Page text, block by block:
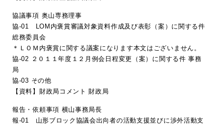
協議事項 奥山専務理事
協-01 LOM内褒賞審議対象資料作成及び表彰（案）に関する件
総務委員会
＊ＬＯＭ内褒賞に関する議案になります本文はございません。
協-02 ２０１１年度１２月例会日程変更（案）に関する件 事務
局
協-03 その他
【資料】財政局コメント 財政局
報告・依頼事項 横山事務局長
報-01 山形ブロック協議会出向者の活動支援並びに渉外活動支